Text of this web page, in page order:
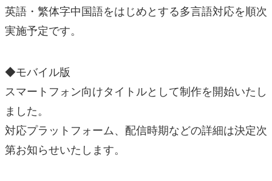
英語・繁体字中国語をはじめとする多言語対応を順次
実施予定です。
◆モバイル版
スマートフォン向けタイトルとして制作を開始いたし
ました。
対応プラットフォーム、配信時期などの詳細は決定次
第お知らせいたします。